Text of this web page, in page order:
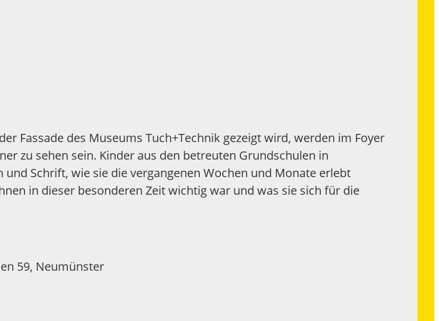
Fassade des Museums Tuch+Technik gezeigt wird, werden im Foyer
zu sehen sein. Kinder aus den betreuten Grundschulen in
Schrift, wie sie die vergangenen Wochen und Monate erlebt
in dieser besonderen Zeit wichtig war und was sie sich für die
59, Neumünster